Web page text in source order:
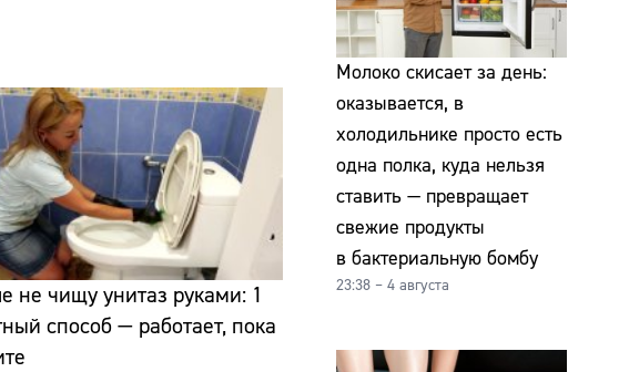
не чищу унитаз руками: 1
способ — работает, пока
Молоко скисает за день:
оказывается, в
холодильнике просто есть
одна полка, куда нельзя
ставить — превращает
свежие продукты
в бактериальную бомбу
23:38 – 4 августа